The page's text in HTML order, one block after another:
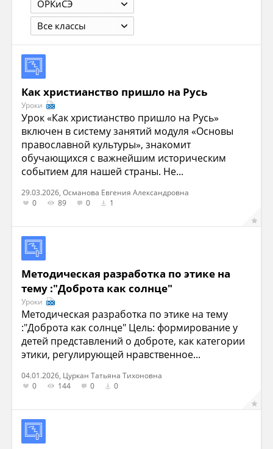
ОРКиСЭ
Все классы
Как христианство пришло на Русь
Уроки
Урок «Как христианство пришло на Русь»
включен в систему занятий модуля «Основы
православной культуры», знакомит
обучающихся с важнейшим историческим
событием для нашей страны. Не...
29.03.2026, Османова Евгения Александровна
0
89 0 1
Методическая разработка по этике на
тему :"Доброта как солнце"
Уроки
Методическая разработка по этике на тему
:"Доброта как солнце" Цель: формирование у
детей представлений о доброте, как категории
этики, регулирующей нравственное...
04.01.2026, Цуркан Татьяна Тихоновна
0
144 0 0